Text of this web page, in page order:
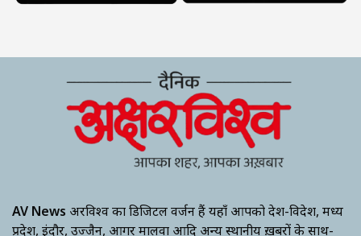
AV News अक्षरविश्व का डिजिटल वर्जन हैं यहाँ आपको देश-विदेश, मध्य
प्रदेश, इंदौर, उज्जैन, आगर मालवा आदि अन्य स्थानीय ख़बरों के साथ-